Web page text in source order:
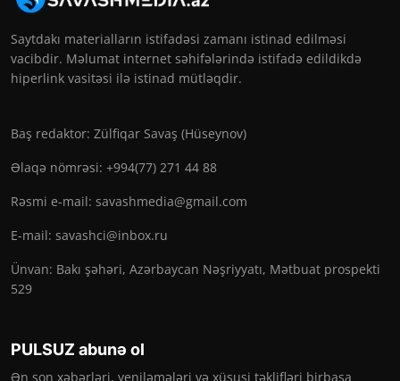
Saytdakı materialların istifadəsi zamanı istinad edilməsi
vacibdir. Məlumat internet səhifələrində istifadə edildikdə
hiperlink vasitəsi ilə istinad mütləqdir.
Baş redaktor: Zülfiqar Savaş (Hüseynov)
Əlaqə nömrəsi: +994(77) 271 44 88
Rəsmi e-mail: savashmedia@gmail.com
E-mail: savashci@inbox.ru
Ünvan: Bakı şəhəri, Azərbaycan Nəşriyyatı, Mətbuat prospekti
529
PULSUZ abunə ol
Ən son xəbərləri, yeniləmələri və xüsusi təklifləri birbaşa